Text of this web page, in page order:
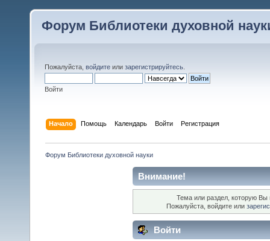
Форум Библиотеки духовной
Пожалуйста, войдите или зарегистрируйтесь
Войти
Начало Помощь Календарь Войти Регистрация
Форум Библиотеки духовной науки
Внимание!
Тема или раздел, которую Вы
Пожалуйста, войдите или
Войти